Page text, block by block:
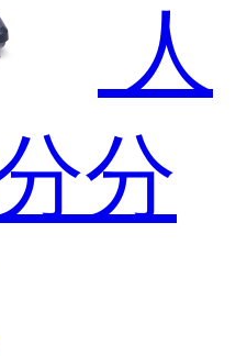
人
分